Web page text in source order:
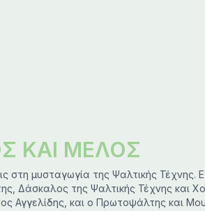
ΚΑΙ ΜΕΛΟΣ
στη μυσταγωγία της Ψαλτικής Τέχνης.
Δάσκαλος της Ψαλτικής Τέχνης και
Αγγελίδης, και ο Πρωτοψάλτης και